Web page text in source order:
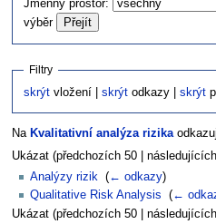
Jmenný prostor:
výběr
Filtry
skrýt vložení |skrýt odkazy |skrýt
Na Kvalitativní analýza rizika
Ukázat (předchozích 50 |
Analýzy rizik (← odkazy)
Qualitative Risk Analysis
(←
Ukázat (předchozích 50 |